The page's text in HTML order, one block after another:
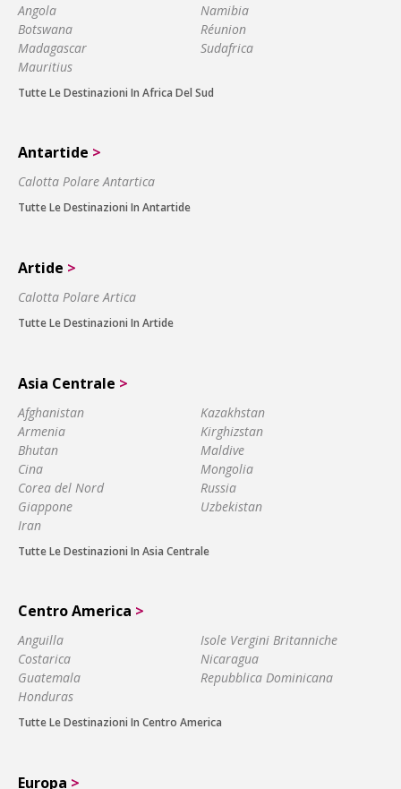
Angola
Botswana
Madagascar
Mauritius
Namibia
Réunion
Sudafrica
Tutte Le Destinazioni In Africa Del Sud
Antartide >
Calotta Polare Antartica
Tutte Le Destinazioni In Antartide
Artide >
Calotta Polare Artica
Tutte Le Destinazioni In Artide
Asia Centrale >
Afghanistan
Armenia
Bhutan
Cina
Corea del Nord
Giappone
Iran
Kazakhstan
Kirghizstan
Maldive
Mongolia
Russia
Uzbekistan
Tutte Le Destinazioni In Asia Centrale
Centro America >
Anguilla
Costarica
Guatemala
Honduras
Isole Vergini Britanniche
Nicaragua
Repubblica Dominicana
Tutte Le Destinazioni In Centro America
Europa >